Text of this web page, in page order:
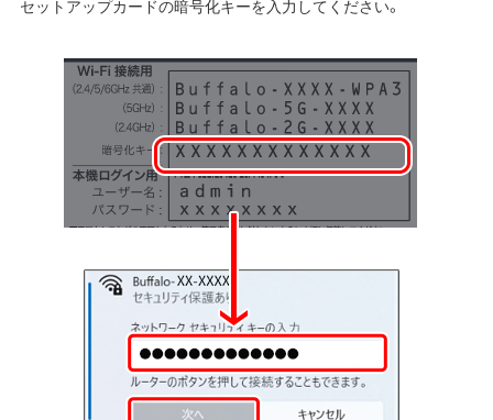
セットアップカードの暗号化キーを入力してください。